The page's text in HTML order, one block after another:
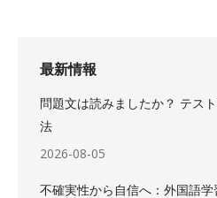
最新情報
問題文は読みましたか？ テス
法
2026-08-05
不確実性から自信へ：外国語